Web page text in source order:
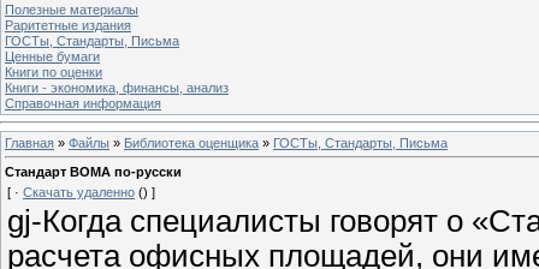
Полезные материалы
Раритетные издания
ГОСТы, Стандарты, Письма
Ценные бумаги
Книги по оценки
Книги - экономика, финансы, анализ
Справочная информация
Главная » Файлы » Библиотека оценщика » ГОСТы, Стандарты, Письма
Cтандарт ВОМА по-русски
[ · Скачать удаленно () ]
gj-Когда специалисты говорят о
расчета офисных площадей, они